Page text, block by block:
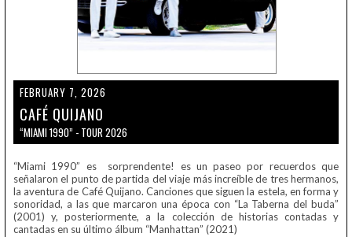
FEBRUARY 7, 2026
CAFÉ QUIJANO
“MIAMI 1990” - TOUR 2026
“Miami 1990” es sorprendente! es un paseo por recuerdos que
señalaron el punto de partida del viaje más increíble de tres hermanos,
la aventura de Café Quijano. Canciones que siguen la estela, en forma y
sonoridad, a las que marcaron una época con “La Taberna del buda”
(2001) y, posteriormente, a la colección de historias contadas y
cantadas en su último álbum “Manhattan” (2021)